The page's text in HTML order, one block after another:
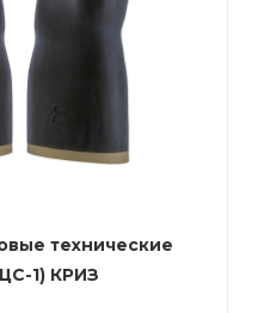
технические
1) КРИЗ